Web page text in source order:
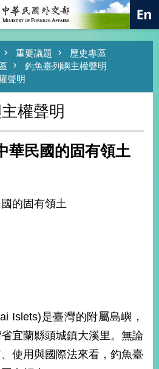
重要議題
歷史專區
釣魚臺列嶼主權聲明
聲明
權聲明
華民國的固有領土
的固有領土
Islets)是臺灣的附屬島嶼，
宜蘭縣頭城鎮大溪里。無論
使用與國際法來看，釣魚臺